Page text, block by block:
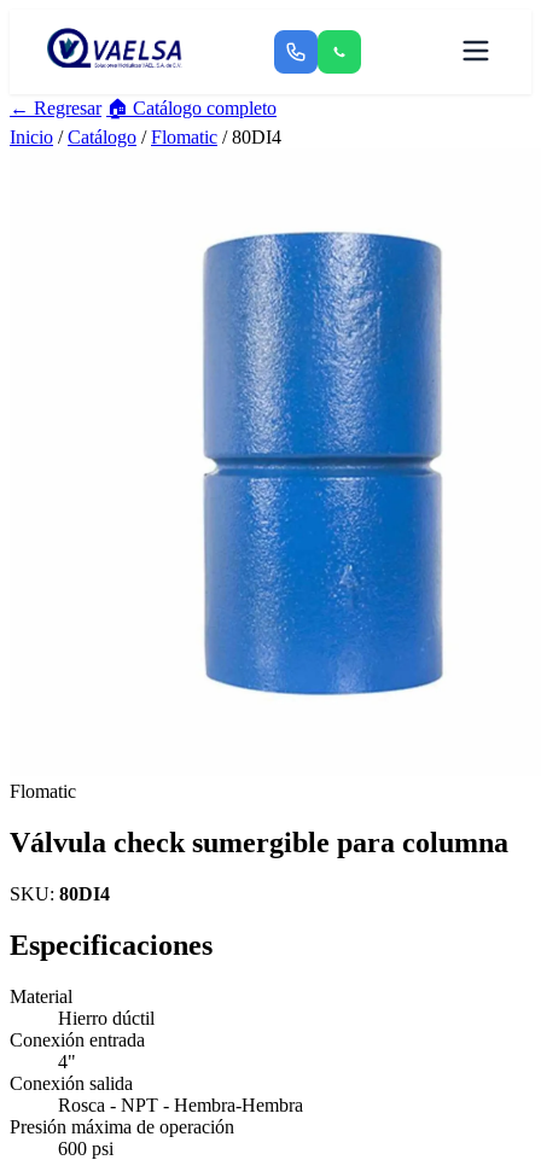
← Regresar 🏠 Catálogo completo
Inicio /Catálogo /Flomatic / 80DI4
Flomatic
Válvula check sumergible para columna
SKU: 80DI4
Especificaciones
Material
Hierro dúctil
Conexión entrada
4"
Conexión salida
Rosca - NPT - Hembra-Hembra
Presión máxima de operación
600 psi